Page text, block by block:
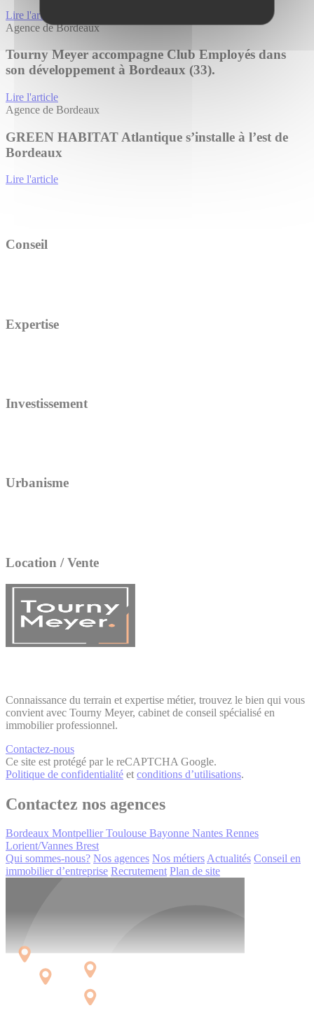
Lire l'article
Agence de Bordeaux
Tourny Meyer accompagne Club Employés dans
son développement à Bordeaux (33).
Lire l'article
Agence de Bordeaux
GREEN HABITAT Atlantique s’installe à l’est de
Bordeaux
Lire l'article
Conseil
Expertise
Investissement
Urbanisme
Location / Vente
Connaissance du terrain et expertise métier, trouvez le bien qui vous
convient avec Tourny Meyer, cabinet de conseil spécialisé en
immobilier professionnel.
Contactez-nous
Ce site est protégé par le reCAPTCHA Google.
Politique de confidentialité et conditions d’utilisations.
Contactez nos agences
Bordeaux Montpellier Toulouse Bayonne Nantes Rennes
Lorient/Vannes Brest
Qui sommes-nous? Nos agences Nos métiersActualités Conseil en
immobilier d’entreprise Recrutement Plan de site